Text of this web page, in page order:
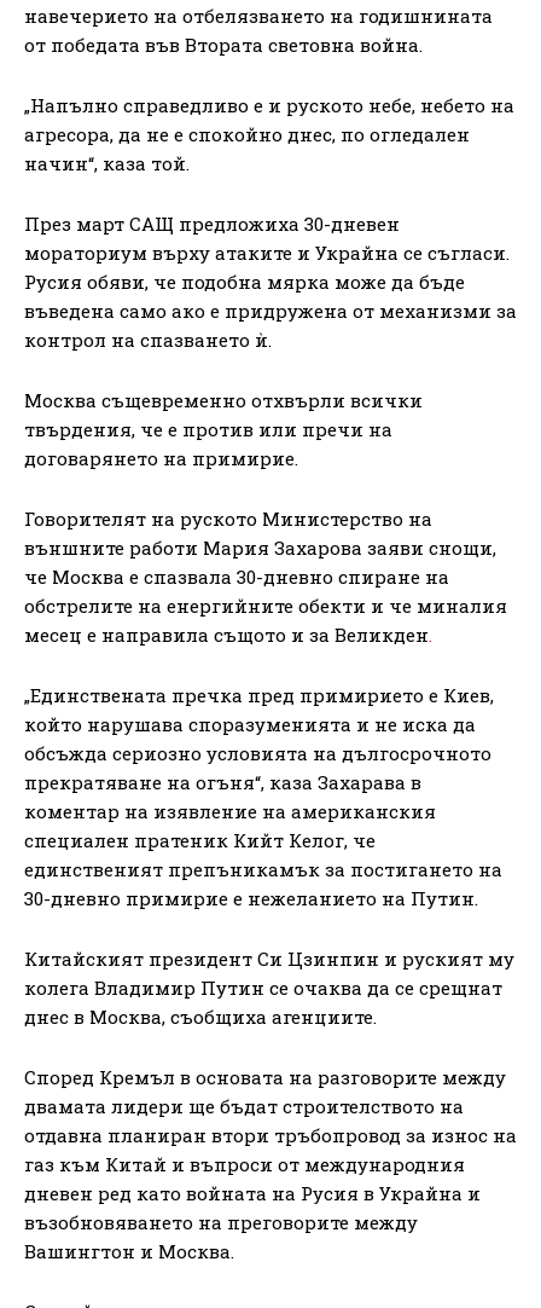
навечерието на отбелязването на годишнината
от победата във Втората световна война.
„Напълно справедливо е и руското небе, небето на
агресора, да не е спокойно днес, по огледален
начин“, каза той.
През март САЩ предложиха 30-дневен
мораториум върху атаките и Украйна се съгласи.
Русия обяви, че подобна мярка може да бъде
въведена само ако е придружена от механизми за
контрол на спазването ѝ.
Москва същевременно отхвърли всички
твърдения, че е против или пречи на
договарянето на примирие.
Говорителят на руското Министерство на
външните работи Мария Захарова заяви снощи,
че Москва е спазвала 30-дневно спиране на
обстрелите на енергийните обекти и че миналия
месец е направила същото и за Великден
„Единствената пречка пред примирието е Киев,
който нарушава споразуменията и не иска да
обсъжда сериозно условията на дългосрочното
прекратяване на огъня“, каза Захарава в
коментар на изявление на американския
специален пратеник Кийт Келог, че
единственият препъникамък за постигането на
30-дневно примирие е нежеланието на Путин.
Китайският президент Си Цзинпин и руският му
колега Владимир Путин се очаква да се срещнат
днес в Москва, съобщиха агенциите.
Според Кремъл в основата на разговорите между
двамата лидери ще бъдат строителството на
отдавна планиран втори тръбопровод за износ на
газ към Китай и въпроси от международния
дневен ред като войната на Русия в Украйна и
възобновяването на преговорите между
Вашингтон и Москва.